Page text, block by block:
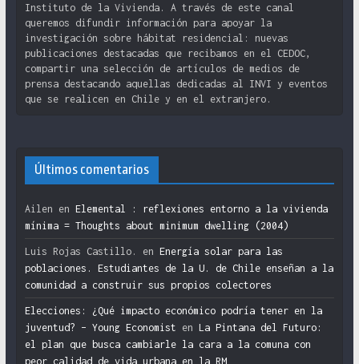
Instituto de la Vivienda. A través de este canal
queremos difundir información para apoyar la
investigación sobre hábitat residencial: nuevas
publicaciones destacadas que recibamos en el CEDOC,
compartir una selección de artículos de medios de
prensa destacando aquellas dedicadas al INVI y eventos
que se realicen en Chile y en el extranjero.
Últimos comentarios
Ailen en Elemental : reflexiones entorno a la vivienda
mínima = Thoughts about minimum dwelling (2004)
Luis Rojas Castillo. en Energía solar para las
poblaciones. Estudiantes de la U. de Chile enseñan a la
comunidad a construir sus propios colectores
Elecciones: ¿Qué impacto económico podría tener en la
juventud? – Young Economist en La Pintana del Futuro:
el plan que busca cambiarle la cara a la comuna con
peor calidad de vida urbana en la RM